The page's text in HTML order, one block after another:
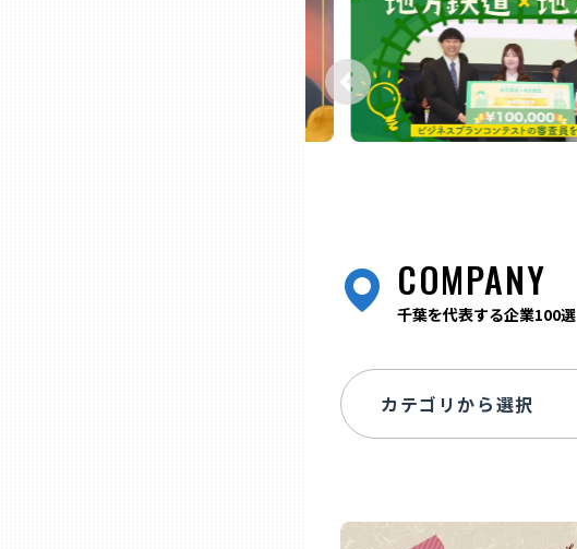
COMPANY
千葉を代表する企業100選